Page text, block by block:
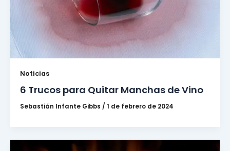
Noticias
6 Trucos para Quitar Manchas de Vino
Sebastián Infante Gibbs / 1 de febrero de 2024